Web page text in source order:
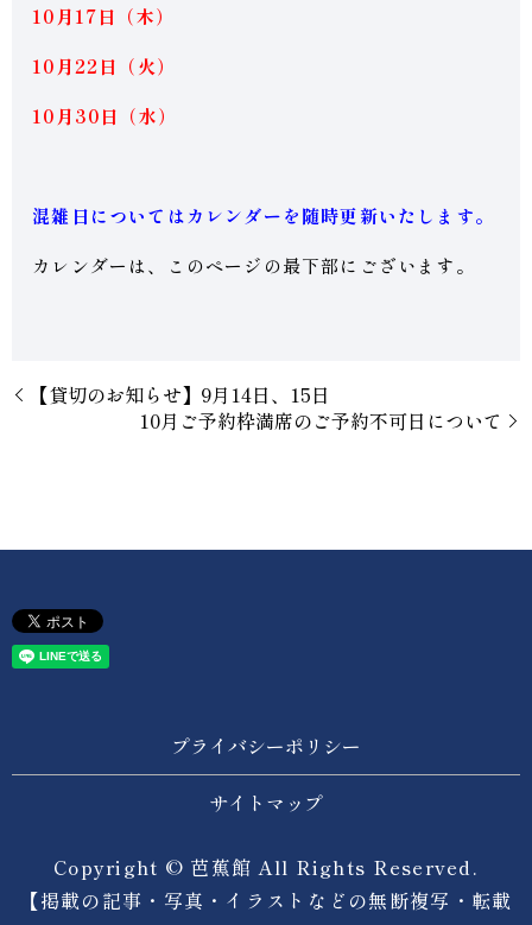
10月17日（木）
10月22日（火）
10月30日（水）
混雑日についてはカレンダーを随時更新いたします。
カレンダーは、このページの最下部にございます。
【貸切のお知らせ】9月14日、15日
10月ご予約枠満席のご予約不可日について
プライバシーポリシー
サイトマップ
Copyright © 芭蕉館 All Rights Reserved.
【掲載の記事・写真・イラストなどの無断複写・転載